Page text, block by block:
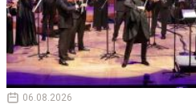
06.08.2026